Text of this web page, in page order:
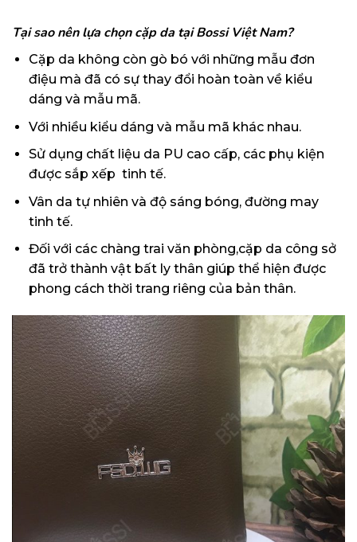
Tại sao nên lựa chọn cặp da tại Bossi Việt Nam?
Cặp da không còn gò bó với những mẫu đơn
điệu mà đã có sự thay đổi hoàn toàn về kiểu
dáng và mẫu mã.
Với nhiều kiểu dáng và mẫu mã khác nhau.
Sử dụng chất liệu da PU cao cấp, các phụ kiện
được sắp xếp tinh tế.
Vân da tự nhiên và độ sáng bóng, đường may
tinh tế.
Đối với các chàng trai văn phòng,cặp da công sở
đã trở thành vật bất ly thân giúp thể hiện được
phong cách thời trang riêng của bản thân.